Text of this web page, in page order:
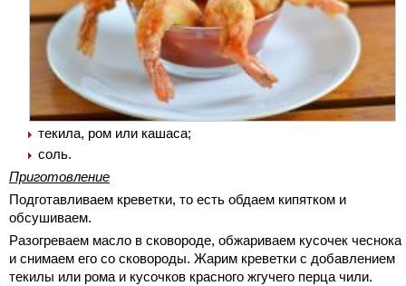
текила, ром или кашаса;
соль.
Приготовление
Подготавливаем креветки, то есть обдаем кипятком и
обсушиваем.
Разогреваем масло в сковороде, обжариваем кусочек чеснока
и снимаем его со сковороды. Жарим креветки с добавлением
текилы или рома и кусочков красного жгучего перца чили.